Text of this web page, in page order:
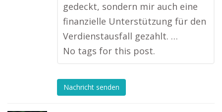
gedeckt, sondern mir auch eine
finanzielle Unterstützung für den
Verdienstausfall gezahlt. …
No tags for this post.
Nachricht senden